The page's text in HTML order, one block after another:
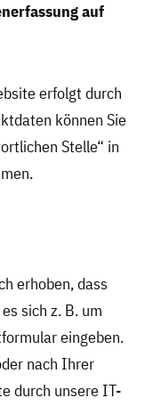
auf
erfolgt durch
können Sie
Stelle“ in
erhoben, dass
sich z. B. um
eingeben.
nach Ihrer
durch unsere IT-